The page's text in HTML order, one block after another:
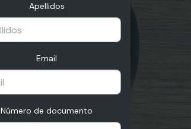
Apellidos
Email
Número de documento